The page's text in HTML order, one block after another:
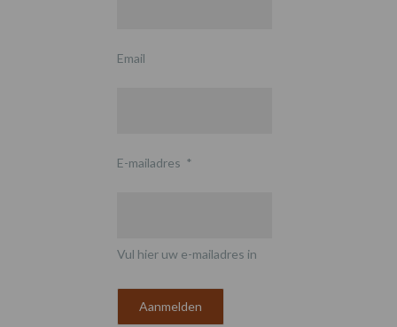
Email
E-mailadres *
Vul hier uw e-mailadres in